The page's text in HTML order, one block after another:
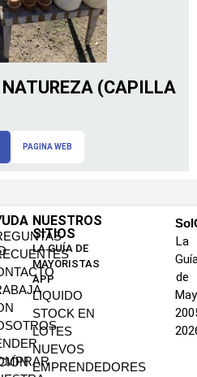
(CAPILLA
PAGINA WEB
NUESTROS
SITIOS
LA GUÍA DE
MAYORISTAS
APP
LIQUIDO
STOCK EN
LOTES
NUEVOS
EMPRENDEDORES
La
de